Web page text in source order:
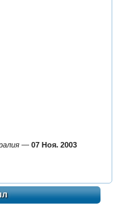
— 07 Ноя. 2003